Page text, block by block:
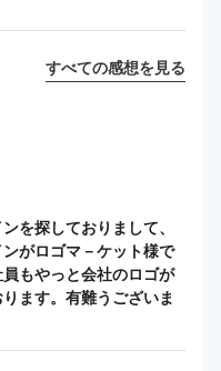
すべての感想を見る
を探しておりまして、
がロゴマ－ケット様で
もやっと会社のロゴが
ます。有難うございま